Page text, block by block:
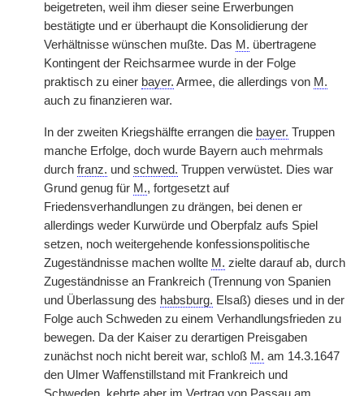
beigetreten, weil ihm dieser seine Erwerbungen
bestätigte und er überhaupt die Konsolidierung der
Verhältnisse wünschen mußte. Das M. übertragene
Kontingent der Reichsarmee wurde in der Folge
praktisch zu einer bayer. Armee, die allerdings von M.
auch zu finanzieren war.
In der zweiten Kriegshälfte errangen die bayer. Truppen
manche Erfolge, doch wurde Bayern auch mehrmals
durch franz. und schwed. Truppen verwüstet. Dies war
Grund genug für M., fortgesetzt auf
Friedensverhandlungen zu drängen, bei denen er
allerdings weder Kurwürde und Oberpfalz aufs Spiel
setzen, noch weitergehende konfessionspolitische
Zugeständnisse machen wollte M. zielte darauf ab, durch
Zugeständnisse an Frankreich (Trennung von Spanien
und Überlassung des habsburg. Elsaß) dieses und in der
Folge auch Schweden zu einem Verhandlungsfrieden zu
bewegen. Da der Kaiser zu derartigen Preisgaben
zunächst noch nicht bereit war, schloß M. am 14.3.1647
den Ulmer Waffenstillstand mit Frankreich und